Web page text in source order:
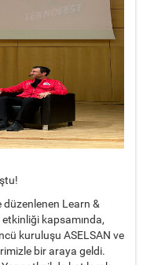
Learn &
kapsamında,
kuruluşu ASELSAN ve
bir araya geldi.